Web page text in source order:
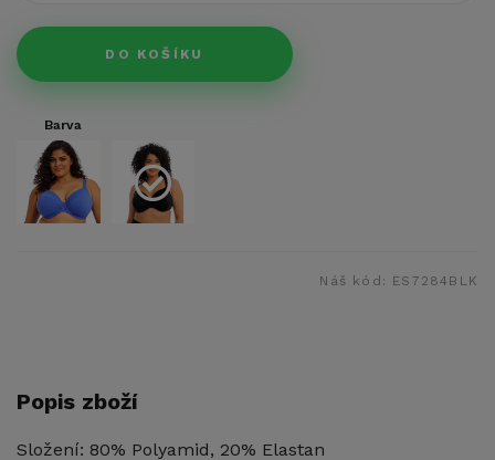
DO KOŠÍKU
Barva
Náš kód: ES7284BLK
Popis zboží
Složení: 80% Polyamid, 20% Elastan